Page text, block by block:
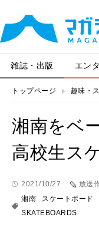
雑誌・出版 エン
トップページ 趣味・
湘南をベ
高校生ス
2021/10/27
放送
湘南
スケートボード
SKATEBOARDS